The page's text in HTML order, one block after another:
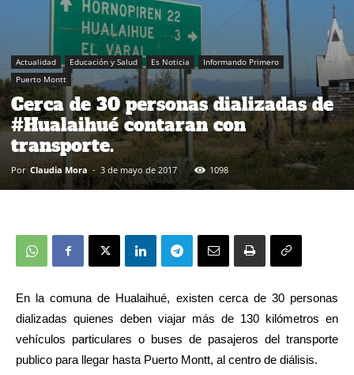
Actualidad Educación y Salud Es Noticia
Informando Primero
Puerto Montt
Cerca de 30 personas dializadas de
#Hualaihué contaran con
transporte.
Por Claudia Mora - 3 de mayo de 2017 1098
En la comuna de Hualaihué, existen cerca de 30 personas
dializadas quienes deben viajar más de 130 kilómetros en
vehículos particulares o buses de pasajeros del transporte
publico para llegar hasta Puerto Montt, al centro de diálisis.